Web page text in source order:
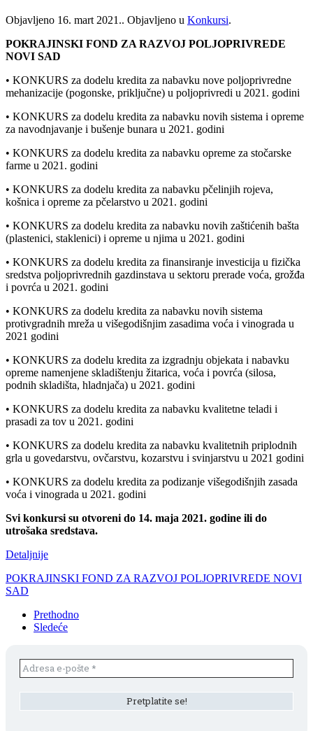
Objavljeno 16. mart 2021.. Objavljeno u Konkursi.
POKRAJINSKI FOND ZA RAZVOJ POLJOPRIVREDE
NOVI SAD
• KONKURS za dodelu kredita za nabavku nove poljoprivredne
mehanizacije (pogonske, priključne) u poljoprivredi u 2021. godini
• KONKURS za dodelu kredita za nabavku novih sistema i opreme
za navodnjavanje i bušenje bunara u 2021. godini
• KONKURS za dodelu kredita za nabavku opreme za stočarske
farme u 2021. godini
• KONKURS za dodelu kredita za nabavku pčelinjih rojeva,
košnica i opreme za pčelarstvo u 2021. godini
• KONKURS za dodelu kredita za nabavku novih zaštićenih bašta
(plastenici, staklenici) i opreme u njima u 2021. godini
• KONKURS za dodelu kredita za finansiranje investicija u fizička
sredstva poljoprivrednih gazdinstava u sektoru prerade voća, grožđa
i povrća u 2021. godini
• KONKURS za dodelu kredita za nabavku novih sistema
protivgradnih mreža u višegodišnjim zasadima voća i vinograda u
2021 godini
• KONKURS za dodelu kredita za izgradnju objekata i nabavku
opreme namenjene skladištenju žitarica, voća i povrća (silosa,
podnih skladišta, hladnjača) u 2021. godini
• KONKURS za dodelu kredita za nabavku kvalitetne teladi i
prasadi za tov u 2021. godini
• KONKURS za dodelu kredita za nabavku kvalitetnih priplodnih
grla u govedarstvu, ovčarstvu, kozarstvu i svinjarstvu u 2021 godini
• KONKURS za dodelu kredita za podizanje višegodišnjih zasada
voća i vinograda u 2021. godini
Svi konkursi su otvoreni do 14. maja 2021. godine ili do
utrošaka sredstava.
Detaljnije
POKRAJINSKI FOND ZA RAZVOJ POLJOPRIVREDE NOVI
SAD
Prethodno
Sledeće